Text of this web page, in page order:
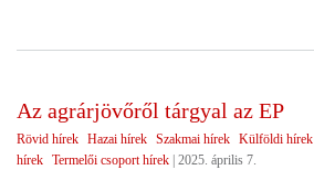
Az agrárjövőről tárgyal az EP
Rövid hírek Hazai hírek Szakmai hírek Külföldi hírek
hírek Termelői csoport hírek 2025. április 7.